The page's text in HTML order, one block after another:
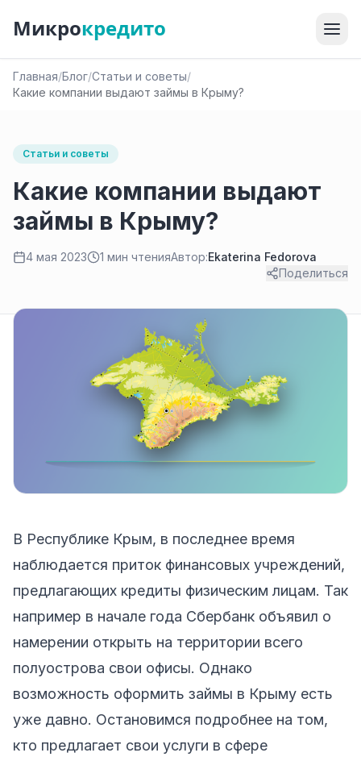
Микрокредито
Главная/Блог/Статьи и советы/
Какие компании выдают займы в Крыму?
Статьи и советы
Какие компании выдают
займы в Крыму?
4 мая 2023 1 мин чтенияАвтор:Ekaterina Fedorova
Поделиться
В Республике Крым, в последнее время
наблюдается приток финансовых учреждений,
предлагающих кредиты физическим лицам. Так
например в начале года Сбербанк объявил о
намерении открыть на территории всего
полуострова свои офисы. Однако
возможность оформить займы в Крыму есть
уже давно. Остановимся подробнее на том,
кто предлагает свои услуги в сфере